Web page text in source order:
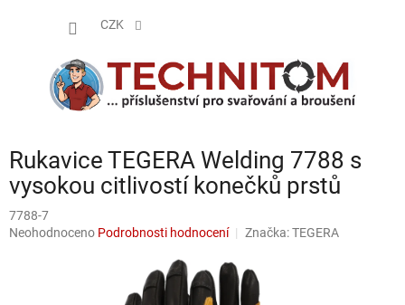
CZK
Rukavice TEGERA Welding 7788 s
vysokou citlivostí konečků prstů
7788-7
Průměrné
Neohodnoceno Podrobnosti hodnocení Značka:TEGERA